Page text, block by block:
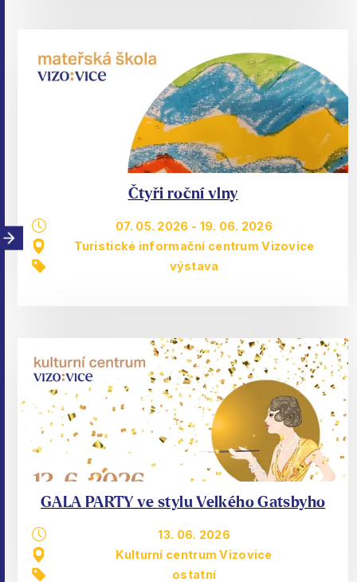
Čtyři roční vlny
07. 05. 2026 - 19. 06. 2026
Turistické informační centrum Vizovice
výstava
GALA PARTY ve stylu Velkého Gatsbyho
13. 06. 2026
Kulturní centrum Vizovice
ostatní